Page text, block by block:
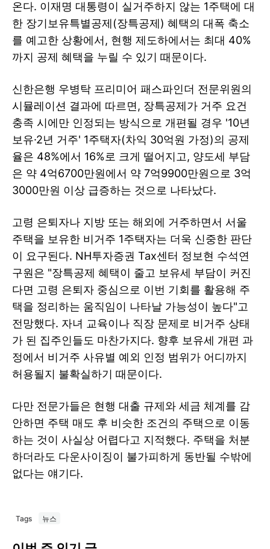
온다. 이재명 대통령이 실거주하지 않는 1주택에 대
한 장기보유특별공제(장특공제) 혜택의 대폭 축소
를 예고한 상황에서, 현행 제도하에서는 최대 40%
까지 공제 혜택을 누릴 수 있기 때문이다.
신한은행 우병탁 프리미어 패스파인더 전문위원의
시뮬레이션 결과에 따르면, 장특공제가 거주 요건
충족 시에만 인정되는 방식으로 개편될 경우 '10년
보유·2년 거주' 1주택자(차익 30억원 가정)의 공제
율은 48%에서 16%로 크게 떨어지고, 양도세 부담
은 약 4억6700만원에서 약 7억9900만원으로 3억
3000만원 이상 급증하는 것으로 나타났다.
고령 은퇴자나 지방 또는 해외에 거주하면서 서울
주택을 보유한 비거주 1주택자는 더욱 신중한 판단
이 요구된다. NH투자증권 Tax센터 정보현 수석연
구원은 "장특공제 혜택이 줄고 보유세 부담이 커진
다면 고령 은퇴자 중심으로 이번 기회를 활용해 주
택을 정리하는 움직임이 나타날 가능성이 높다"고
전망했다. 자녀 교육이나 직장 문제로 비거주 상태
가 된 집주인들도 마찬가지다. 향후 보유세 개편 과
정에서 비거주 사유별 예외 인정 범위가 어디까지
허용될지 불확실하기 때문이다.
다만 전문가들은 현행 대출 규제와 세금 체계를 감
안하면 주택 매도 후 비슷한 조건의 주택으로 이동
하는 것이 사실상 어렵다고 지적했다. 주택을 처분
하더라도 다운사이징이 불가피하게 동반될 수밖에
없다는 얘기다.
Tags 뉴스